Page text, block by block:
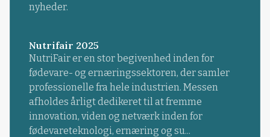
nyheder.
Nutrifair 2025
NutriFair er en stor begivenhed inden for
fødevare- og ernæringssektoren, der samler
professionelle fra hele industrien. Messen
afholdes årligt dedikeret til at fremme
innovation, viden og netværk inden for
fødevareteknologi, ernæring og su...